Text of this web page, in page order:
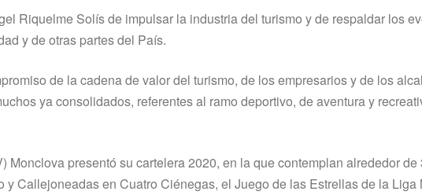
Riquelme Solís de impulsar la industria del turismo y de respaldar los
y de otras partes del País.
de la cadena de valor del turismo, de los empresarios y de los
ya consolidados, referentes al ramo deportivo, de aventura y
Monclova presentó su cartelera 2020, en la que contemplan alrededor de
Callejoneadas en Cuatro Ciénegas, el Juego de las Estrellas de la Liga